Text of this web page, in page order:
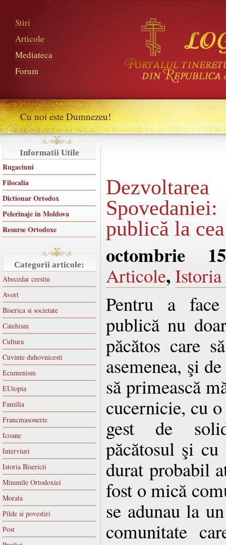
Stiri
Articole
Mediateca
Forum
Cu noi este Dumnezeu!
Informatii Utile
Rugaciuni
Filocalia
Dictionar Ortodox
Pelerinaje in Moldova
Resurse Ortodoxe
Categorii articole:
Abecedar crestin
Avort
Biserica si societate
Catehism
Cultura
Cuvinte duhovnicesti
Ecumenism
EUtopia
Familia
Francmasonerie
Icoane
Interviuri
Istoria Bisericii
Minunile Ortodoxiei
Morala
Pilde si povestiri
Post
publică la
octombrie
Articole,
Pentru a face
publică nu
păcătos care
asemenea, şi
să primească
cucernicie, cu
gest de
păcătosul şi cu
durat probabil
fost o mică
se adunau la
comunitate